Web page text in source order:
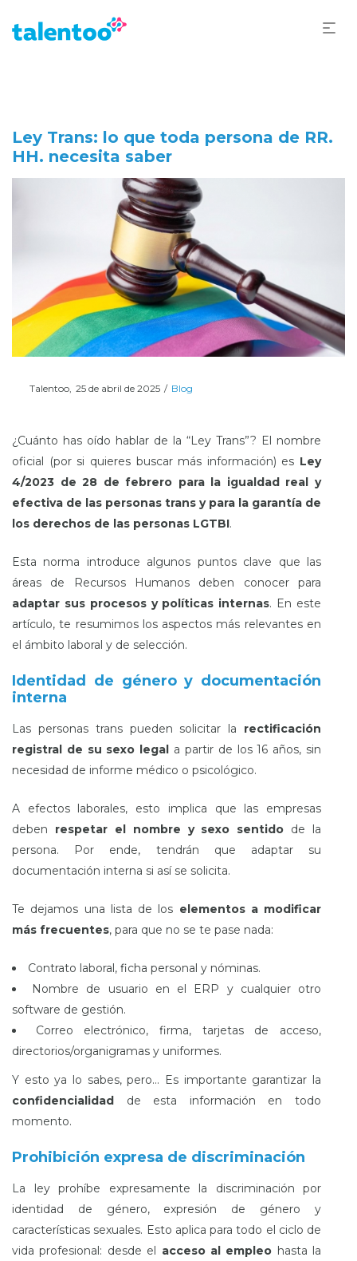
Ley Trans: lo que toda persona de RR.
HH. necesita saber
PorTalentoo Posted
25 de abril de 2025
Posted
Blog
¿Cuánto has oído hablar de la “Ley Trans”? El nombre
oficial (por si quieres buscar más información) es Ley
4/2023 de 28 de febrero para la igualdad real y
efectiva de las personas trans y para la garantía de
los derechos de las personas LGTBI.
Esta norma introduce algunos puntos clave que las
áreas de Recursos Humanos deben conocer para
adaptar sus procesos y políticas internas. En este
artículo, te resumimos los aspectos más relevantes en
el ámbito laboral y de selección.
Identidad de género y documentación
interna
Las personas trans pueden solicitar la rectificación
registral de su sexo legal
a partir de los 16 años, sin
necesidad de informe médico o psicológico.
A efectos laborales, esto implica que las empresas
deben respetar el nombre y sexo sentido de la
persona. Por ende, tendrán que adaptar su
documentación interna si así se solicita.
Te dejamos una lista de los elementos a modificar
más frecuentes, para que no se te pase nada:
Contrato laboral, ficha personal y nóminas.
Nombre de usuario en el ERP y cualquier otro
software de gestión.
Correo electrónico, firma, tarjetas de acceso,
directorios/organigramas y uniformes.
Y esto ya lo sabes, pero… Es importante garantizar la
confidencialidad
de esta información en todo
momento.
Prohibición expresa de discriminación
La ley prohíbe expresamente la discriminación por
identidad de género, expresión de género y
características sexuales. Esto aplica para todo el ciclo de
vida profesional: desde el acceso al empleo hasta la